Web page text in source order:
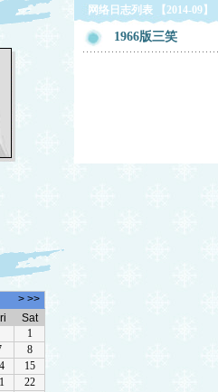
网络日志列表 【2014-09】
1966版三笑